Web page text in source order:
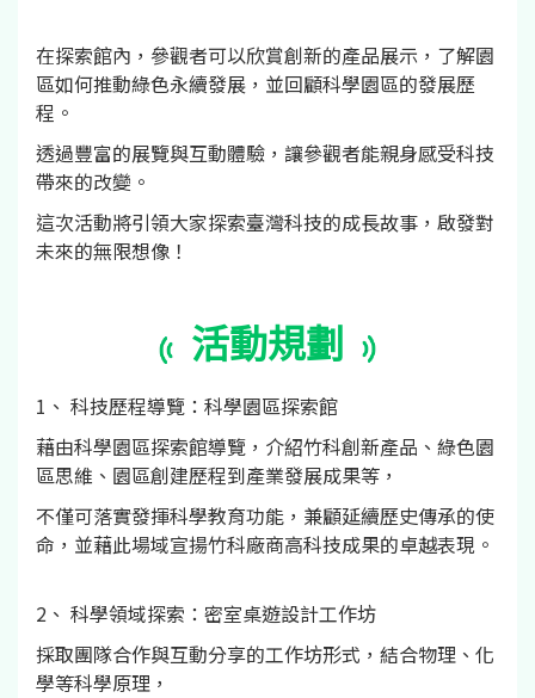
在探索館內，參觀者可以欣賞創新的產品展示，了解園
區如何推動綠色永續發展，並回顧科學園區的發展歷
程。
透過豐富的展覽與互動體驗，讓參觀者能親身感受科技
帶來的改變。
這次活動將引領大家探索臺灣科技的成長故事，啟發對
未來的無限想像！
活動規劃
1、 科技歷程導覽：科學園區探索館
藉由科學園區探索館導覽，介紹竹科創新產品、綠色園
區思維、園區創建歷程到產業發展成果等，
不僅可落實發揮科學教育功能，兼顧延續歷史傳承的使
命，並藉此場域宣揚竹科廠商高科技成果的卓越表現。
2、 科學領域探索：密室桌遊設計工作坊
採取團隊合作與互動分享的工作坊形式，結合物理、化
學等科學原理，